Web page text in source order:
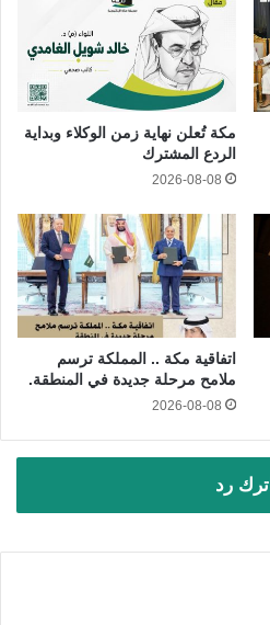
مكة تُعلن نهاية زمن الوكلاء وبداية
الردع المشترك
2026-08-08
اتفاقية مكة .. المملكة ترسم
ملامح مرحلة جديدة في المنطقة.
2026-08-08
اترك رد